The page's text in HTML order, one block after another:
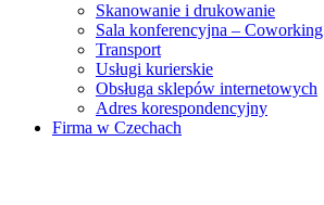
Skanowanie i drukowanie
Sala konferencyjna – Coworking
Transport
Usługi kurierskie
Obsługa sklepów internetowych
Adres korespondencyjny
Firma w Czechach